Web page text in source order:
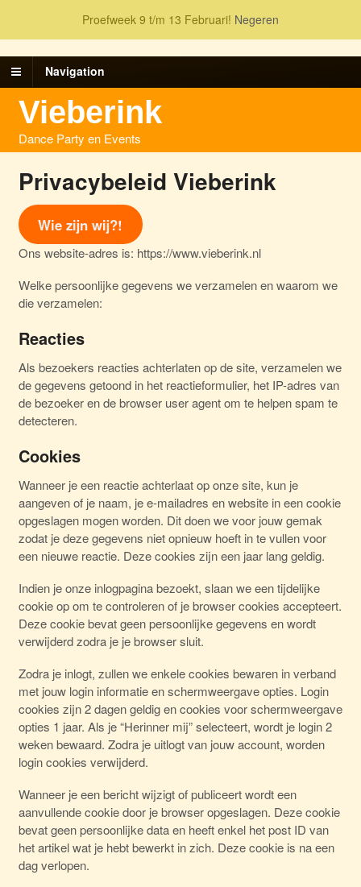
Navigation
Vieberink
Dance Party en Events
Privacybeleid Vieberink
Wie zijn wij?!
Ons website-adres is: https://www.vieberink.nl
Welke persoonlijke gegevens we verzamelen en waarom we
die verzamelen:
Reacties
Als bezoekers reacties achterlaten op de site, verzamelen we
de gegevens getoond in het reactieformulier, het IP-adres van
de bezoeker en de browser user agent om te helpen spam te
detecteren.
Cookies
Wanneer je een reactie achterlaat op onze site, kun je
aangeven of je naam, je e-mailadres en website in een cookie
opgeslagen mogen worden. Dit doen we voor jouw gemak
zodat je deze gegevens niet opnieuw hoeft in te vullen voor
een nieuwe reactie. Deze cookies zijn een jaar lang geldig.
Indien je onze inlogpagina bezoekt, slaan we een tijdelijke
cookie op om te controleren of je browser cookies accepteert.
Deze cookie bevat geen persoonlijke gegevens en wordt
verwijderd zodra je je browser sluit.
Zodra je inlogt, zullen we enkele cookies bewaren in verband
met jouw login informatie en schermweergave opties. Login
cookies zijn 2 dagen geldig en cookies voor schermweergave
opties 1 jaar. Als je “Herinner mij” selecteert, wordt je login 2
weken bewaard. Zodra je uitlogt van jouw account, worden
login cookies verwijderd.
Wanneer je een bericht wijzigt of publiceert wordt een
aanvullende cookie door je browser opgeslagen. Deze cookie
bevat geen persoonlijke data en heeft enkel het post ID van
het artikel wat je hebt bewerkt in zich. Deze cookie is na een
dag verlopen.
Proefweek 9 t/m 13 Februari! Negeren